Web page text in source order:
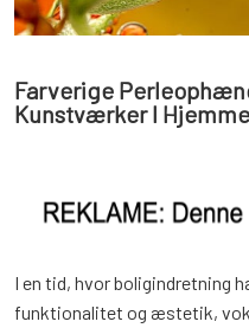
Farverige
Kunstværker I
I en tid, hvor boligindretning
funktionalitet og æstetik,